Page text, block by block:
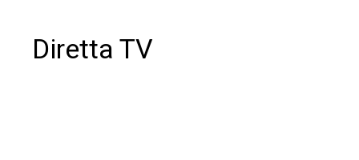
Diretta TV